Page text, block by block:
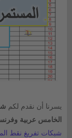
يسرنا أن نقدم لكم
الخامس عربية
شبكات تفريغ نقط